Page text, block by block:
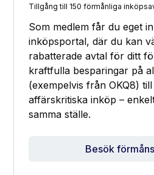
Tillgång till 150 förmånliga
Som medlem får du eget
inköpsportal, där du kan
rabatterade avtal för ditt
kraftfulla besparingar på
(exempelvis från OKQ8)
affärskritiska inköp –
samma ställe.
Besök